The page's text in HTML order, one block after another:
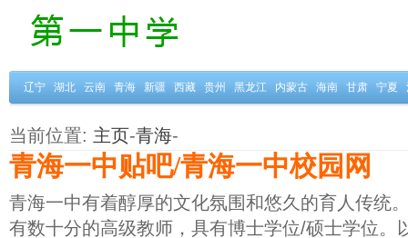
辽宁 湖北 云南 青海 新疆 西藏 贵州 黑龙江 内蒙古 海南 甘肃 宁夏
当前位置: 主页-青海-
青海一中贴吧/青海一中校园网
青海一中有着醇厚的文化氛围和悠久的育人传统
有数十分的高级教师，具有博士学位/硕士学位。